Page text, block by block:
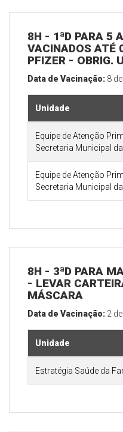
8H - 1ªD PARA 5
VACINADOS
PFIZER - OBRIG.
Data de Vacinação: 8
Unidade
Equipe de Atenção
Secretaria Municipal
Equipe de Atenção
Secretaria Municipal
8H - 3ªD PARA
- LEVAR
MÁSCARA
Data de Vacinação: 2
Unidade
Estratégia Saúde da